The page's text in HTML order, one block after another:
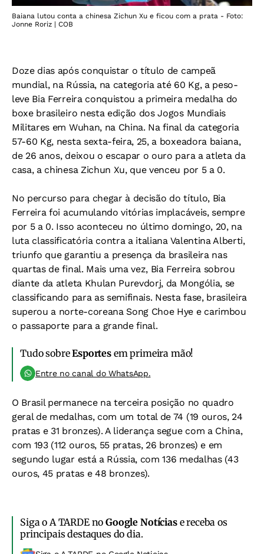
Baiana lutou conta a chinesa Zichun Xu e ficou com a prata - Foto:
Jonne Roriz | COB
Doze dias após conquistar o título de campeã
mundial, na Rússia, na categoria até 60 Kg, a peso-
leve Bia Ferreira conquistou a primeira medalha do
boxe brasileiro nesta edição dos Jogos Mundiais
Militares em Wuhan, na China. Na final da categoria
57-60 Kg, nesta sexta-feira, 25, a boxeadora baiana,
de 26 anos, deixou o escapar o ouro para a atleta da
casa, a chinesa Zichun Xu, que venceu por 5 a 0.
No percurso para chegar à decisão do título, Bia
Ferreira foi acumulando vitórias implacáveis, sempre
por 5 a 0. Isso aconteceu no último domingo, 20, na
luta classificatória contra a italiana Valentina Alberti,
triunfo que garantiu a presença da brasileira nas
quartas de final. Mais uma vez, Bia Ferreira sobrou
diante da atleta Khulan Purevdorj, da Mongólia, se
classificando para as semifinais. Nesta fase, brasileira
superou a norte-coreana Song Choe Hye e carimbou
o passaporte para a grande final.
Tudo sobreEsportesem primeira mão!
Entre no canal do WhatsApp.
O Brasil permanece na terceira posição no quadro
geral de medalhas, com um total de 74 (19 ouros, 24
pratas e 31 bronzes). A liderança segue com a China,
com 193 (112 ouros, 55 pratas, 26 bronzes) e em
segundo lugar está a Rússia, com 136 medalhas (43
ouros, 45 pratas e 48 bronzes).
Siga o A TARDE noGoogle Notíciase receba os
principais destaques do dia.